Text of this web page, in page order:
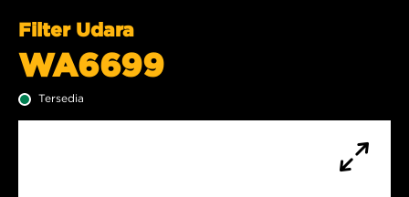
Filter Udara
WA6699
Tersedia